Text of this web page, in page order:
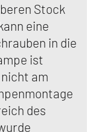
Stock
eine
in die
ist
am
des